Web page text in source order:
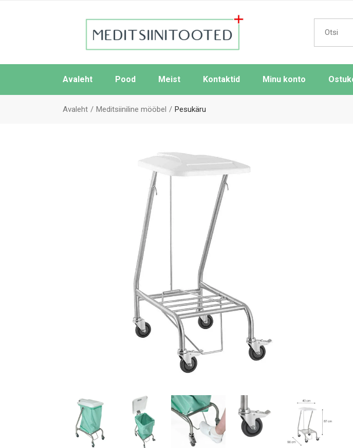
Search
for:
Avaleht Pood Meist Kontaktid Minu konto
Avaleht Meditsiiniline mööbel Pesukäru